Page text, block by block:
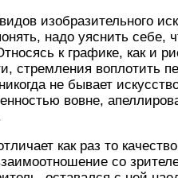
изобразительного
надо уяснить себе,
к графике, как и
стремления воплотить
не бывает
вовне,
как раз то
со